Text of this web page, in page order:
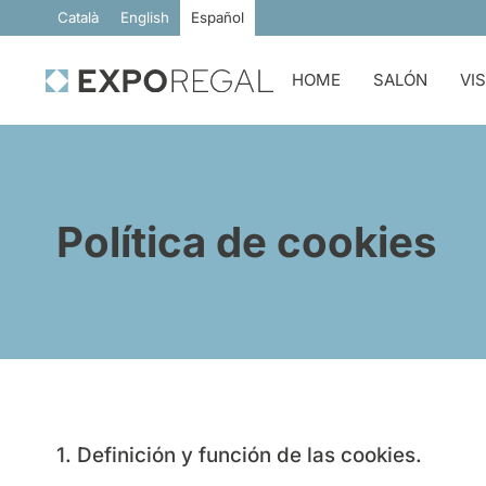
Català English Español
HOME SALÓN
Política de cookies
1. Definición y función de las cookies.